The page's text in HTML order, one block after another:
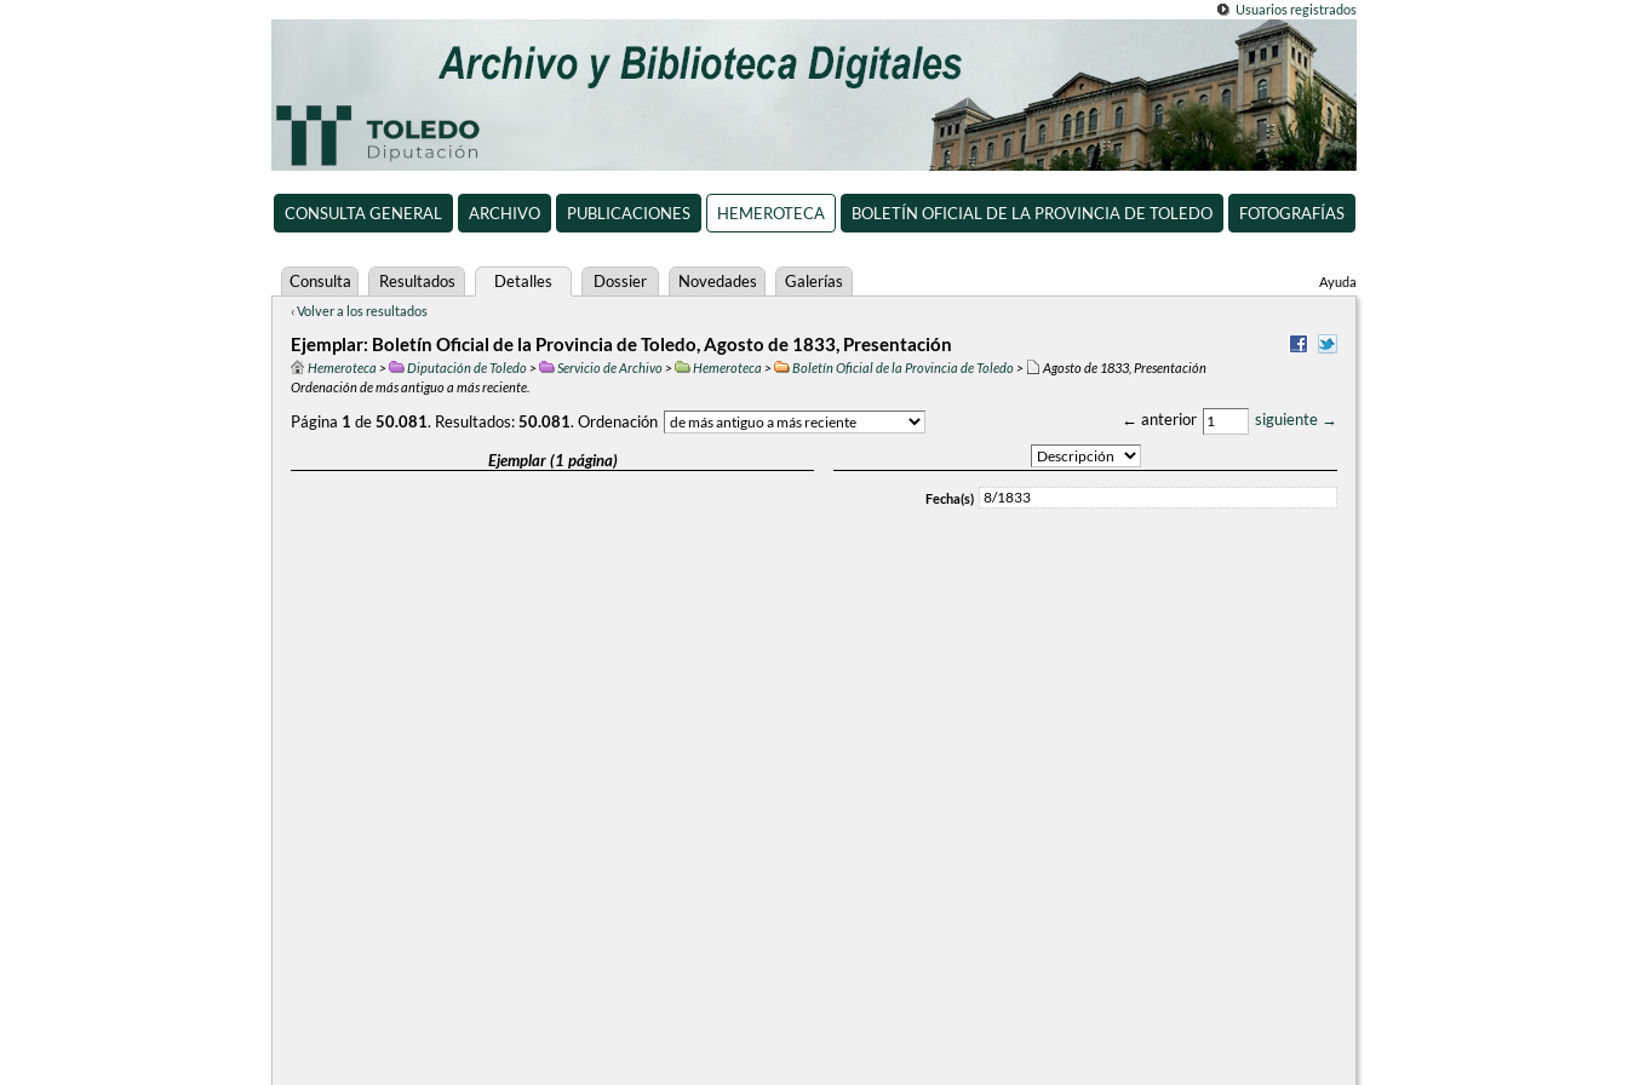
Usuarios registrados
CONSULTA GENERAL ARCHIVO PUBLICACIONES HEMEROTECA BOLETÍN OFICIAL DE LA PROVINCIA DE TOLEDO FOTOGRAFÍAS
Ayuda
Consulta Resultados Detalles Dossier Novedades Galerías
‹ Volver a los resultados
Ejemplar: Boletín Oficial de la Provincia de Toledo, Agosto de 1833, Presentación
Hemeroteca > Diputación de Toledo> Servicio de Archivo> Hemeroteca > Boletín Oficial de la Provincia de Toledo>
Agosto de 1833, Presentación
Ordenación de más antiguo a más reciente.
← anterior siguiente →
Página 1 de50.081. Resultados:50.081. Ordenación
Ejemplar (1 página)
Fecha(s) 8/1833